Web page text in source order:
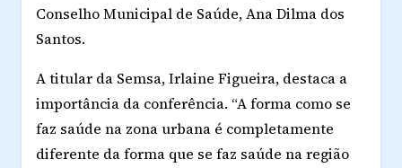
Conselho Municipal de Saúde, Ana Dilma dos
Santos.
A titular da Semsa, Irlaine Figueira, destaca a
importância da conferência. “A forma como se
faz saúde na zona urbana é completamente
diferente da forma que se faz saúde na região